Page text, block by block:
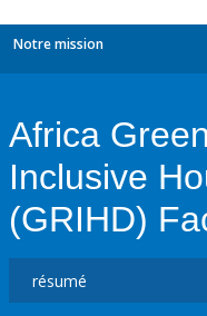
Notre mission
Africa
Inclusive
(GRIHD)